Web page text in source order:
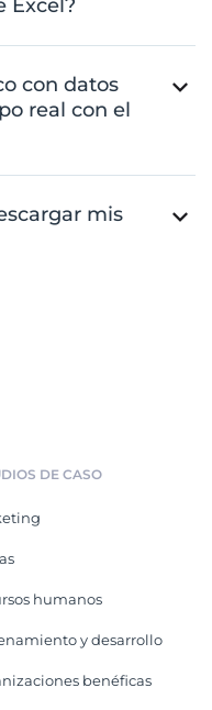
Excel?
con datos
real con el
mis
DE CASO
humanos
y desarrollo
benéficas